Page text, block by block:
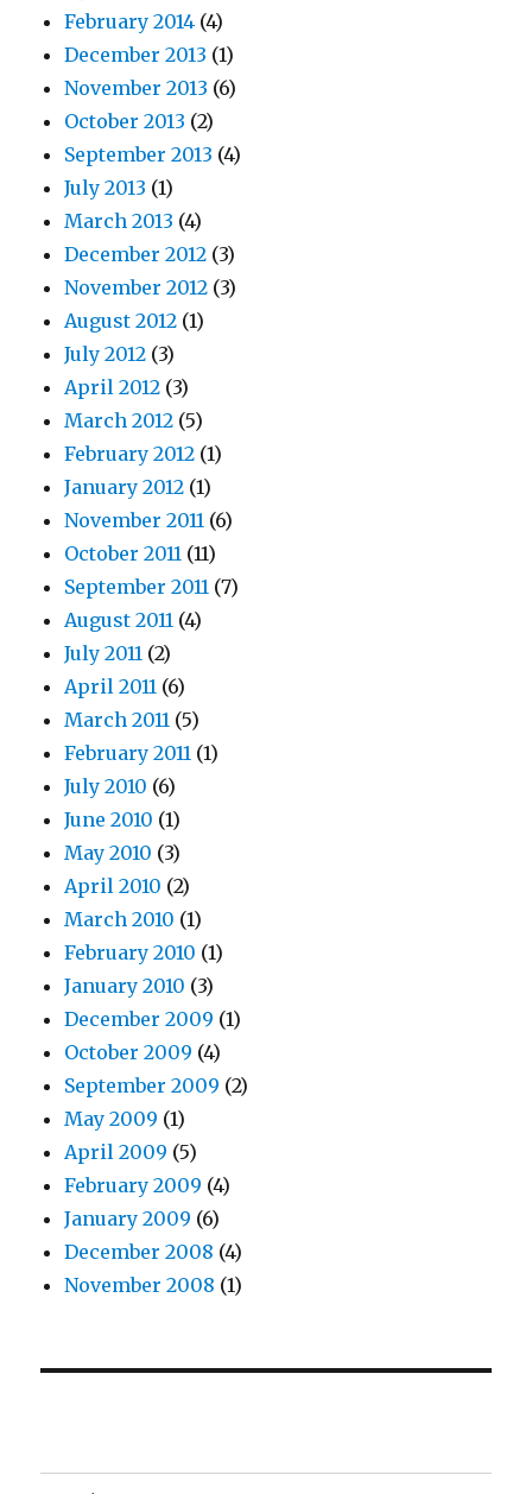
February 2014 (4)
December 2013 (1)
November 2013 (6)
October 2013 (2)
September 2013 (4)
July 2013 (1)
March 2013 (4)
December 2012 (3)
November 2012 (3)
August 2012 (1)
July 2012 (3)
April 2012 (3)
March 2012 (5)
February 2012 (1)
January 2012 (1)
November 2011 (6)
October 2011 (11)
September 2011 (7)
August 2011 (4)
July 2011 (2)
April 2011 (6)
March 2011 (5)
February 2011 (1)
July 2010 (6)
June 2010 (1)
May 2010 (3)
April 2010 (2)
March 2010 (1)
February 2010 (1)
January 2010 (3)
December 2009 (1)
October 2009 (4)
September 2009 (2)
May 2009 (1)
April 2009 (5)
February 2009 (4)
January 2009 (6)
December 2008 (4)
November 2008 (1)